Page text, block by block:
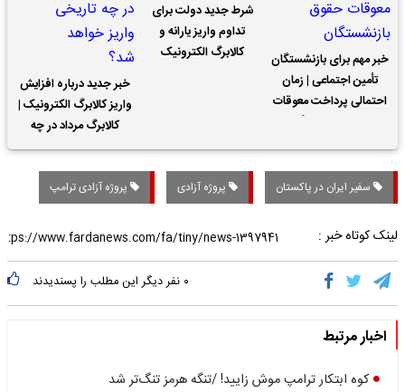
خبر مهم برای بازنشستگان
تأمین اجتماعی | زمان
احتمالی پرداخت معوقات
شرط جدید دولت برای
تداوم واریز یارانه و
کالابرگ الکترونیک
خبر جدید درباره افزایش
واریز کالابرگ الکترونیک |
کالابرگ مرداد در چه
تاریخی واریز خواهد شد؟
سفیر ایران در پاکستان پروژه آزادی پروژه آزادی ترامپ
لینک کوتاه خبر :
۰ نفر دیگر این مطلب را پسندیدند
اخبار مرتبط
کوه ابتکار ترامپ موش زایید! /تنگه هرمز تنگ‌تر شد